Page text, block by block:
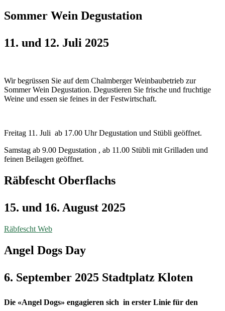
Sommer Wein Degustation
11. und 12. Juli 2025
Wir begrüssen Sie auf dem Chalmberger Weinbaubetrieb zur
Sommer Wein Degustation. Degustieren Sie frische und fruchtige
Weine und essen sie feines in der Festwirtschaft.
Freitag 11. Juli ab 17.00 Uhr Degustation und Stübli geöffnet.
Samstag ab 9.00 Degustation , ab 11.00 Stübli mit Grilladen und
feinen Beilagen geöffnet.
Räbfescht Oberflachs
15. und 16. August 2025
Räbfescht Web
Angel Dogs Day
6. September 2025 Stadtplatz Kloten
Die «Angel Dogs» engagieren sich in erster Linie für den